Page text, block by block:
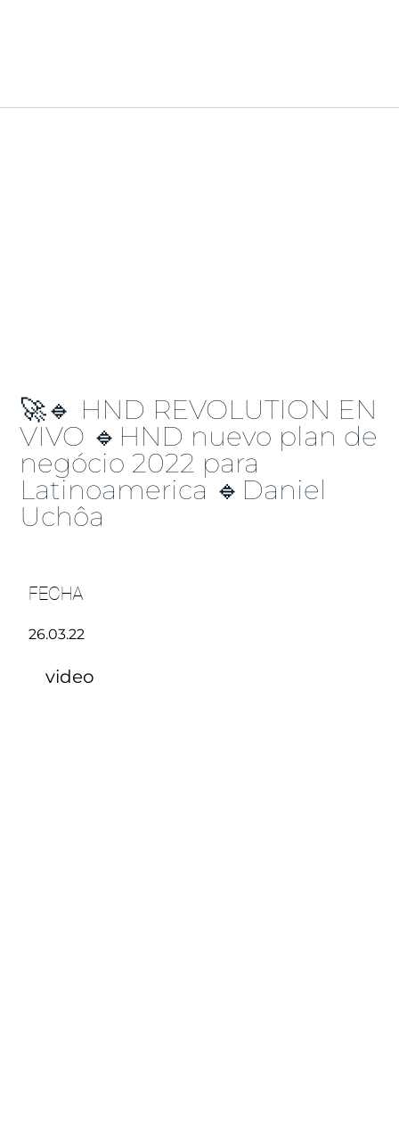
🚀🔹 HND REVOLUTION EN
VIVO 🔹HND nuevo plan de
negócio 2022 para
Latinoamerica 🔹Daniel
Uchôa
FECHA
26.03.22
video